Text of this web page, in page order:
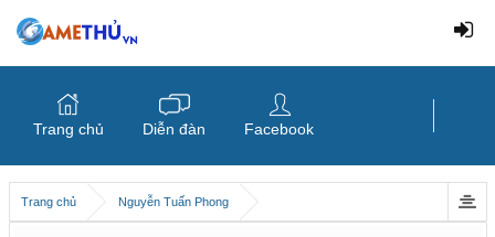
Trang chủ Nguyễn Tuấn Phong
Trang chủ Diễn đàn Facebook